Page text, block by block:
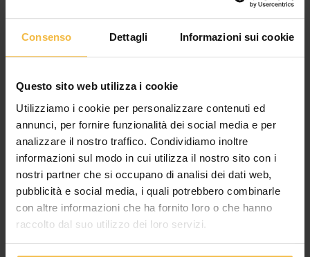
Consenso Dettagli Informazioni sui cookie
Questo sito web utilizza i cookie
Utilizziamo i cookie per personalizzare contenuti ed
annunci, per fornire funzionalità dei social media e per
analizzare il nostro traffico. Condividiamo inoltre
informazioni sul modo in cui utilizza il nostro sito con i
nostri partner che si occupano di analisi dei dati web,
pubblicità e social media, i quali potrebbero combinarle
con altre informazioni che ha fornito loro o che hanno
raccolto dal suo utilizzo dei loro servizi.
CONSORZIO AGRARIO DI CREMONA:
REPORT DI SOSTENIBILITÀ, TRA EFFICIENZA
CRESCITA PRODUTTIVA
Produzione equivalente a oltre 5,3 milioni di quintali (+17% sul
2024), intensità energetica in calo nonostante la crescita dei
volumi, e primo brand italiano di